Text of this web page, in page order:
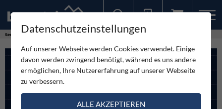
Service Datenschutzeinstellungen
Auf unserer Webseite werden Cookies verwendet. Einige
davon werden zwingend benötigt, während es uns andere
ermöglichen, Ihre Nutzererfahrung auf unserer Webseite
zu verbessern.
ALLE AKZEPTIEREN